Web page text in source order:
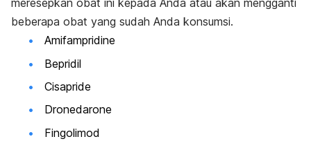
meresepkan obat ini kepada Anda atau akan mengganti
beberapa obat yang sudah Anda konsumsi.
Amifampridine
Bepridil
Cisapride
Dronedarone
Fingolimod